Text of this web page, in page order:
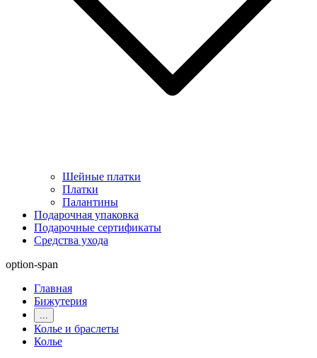
Шейные платки
Платки
Палантины
Подарочная упаковка
Подарочные сертификаты
Средства ухода
option-span
Главная
Бижутерия
Колье и браслеты
Колье